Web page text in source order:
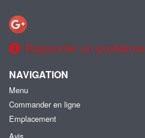
Rapporter un problème
NAVIGATION
Menu
Commander en ligne
Emplacement